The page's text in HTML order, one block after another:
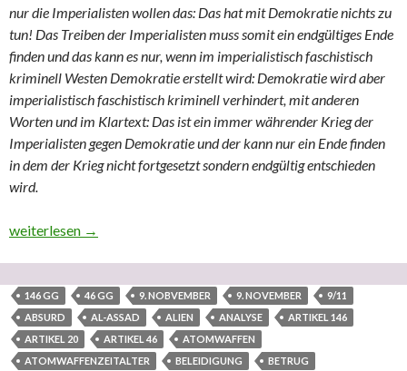
nur die Imperialisten wollen das: Das hat mit Demokratie nichts zu
tun! Das Treiben der Imperialisten muss somit ein endgültiges Ende
finden und das kann es nur, wenn im imperialistisch faschistisch
kriminell Westen Demokratie erstellt wird: Demokratie wird aber
imperialistisch faschistisch kriminell verhindert, mit anderen
Worten und im Klartext: Das ist ein immer währender Krieg der
Imperialisten gegen Demokratie und der kann nur ein Ende finden
in dem der Krieg nicht fortgesetzt sondern endgültig entschieden
wird.
Teil 10 “In ‘eigener’ Sache” (neunter ausgelagerter
weiterlesen →
146 GG 46 GG 9. NOBVEMBER 9. NOVEMBER
9/11
ABSURD
AL-ASSAD ALIEN ANALYSE
ARTIKEL 146
ARTIKEL 20
ARTIKEL 46
ATOMWAFFEN
ATOMWAFFENZEITALTER
BELEIDIGUNG
BETRUG